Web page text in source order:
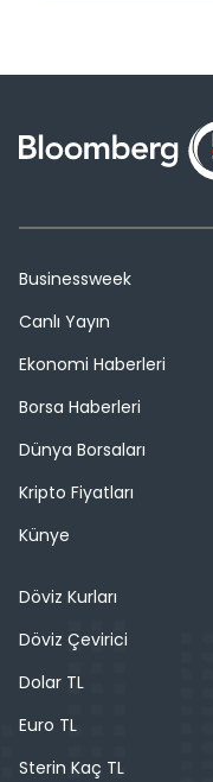
Businessweek
Canlı Yayın
Ekonomi Haberleri
Borsa Haberleri
Dünya Borsaları
Kripto Fiyatları
Künye
Döviz Kurları
Döviz Çevirici
Dolar TL
Euro TL
Sterin Kaç TL